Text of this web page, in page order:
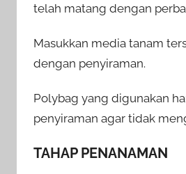
telah matang dengan
Masukkan media tanam
dengan penyiraman.
Polybag yang digunakan
penyiraman agar tidak
TAHAP PENANAMAN